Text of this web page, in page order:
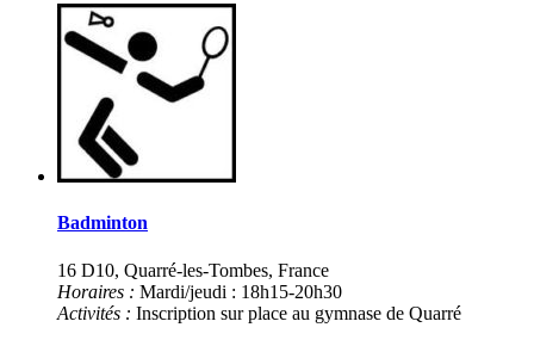
Badminton
16 D10, Quarré-les-Tombes, France
Horaires : Mardi/jeudi : 18h15-20h30
Activités : Inscription sur place au gymnase de Quarré